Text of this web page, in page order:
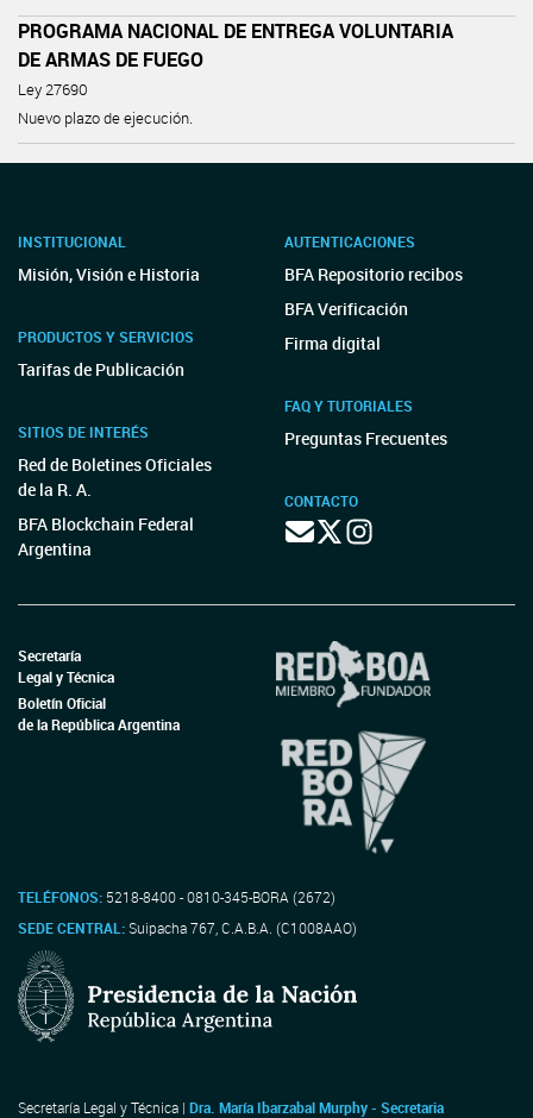
PROGRAMA NACIONAL DE ENTREGA VOLUNTARIA
DE ARMAS DE FUEGO
Ley 27690
Nuevo plazo de ejecución.
INSTITUCIONAL
Misión, Visión e Historia
PRODUCTOS Y SERVICIOS
Tarifas de Publicación
SITIOS DE INTERÉS
Red de Boletines Oficiales
de la R. A.
BFA Blockchain Federal
Argentina
AUTENTICACIONES
BFA Repositorio recibos
BFA Verificación
Firma digital
FAQ Y TUTORIALES
Preguntas Frecuentes
CONTACTO
Secretaría
Legal y Técnica
Boletín Oficial
de la República Argentina
TELÉFONOS: 5218-8400 - 0810-345-BORA (2672)
SEDE CENTRAL:Suipacha 767, C.A.B.A. (C1008AAO)
Secretaría Legal y Técnica | Dra. María Ibarzabal Murphy - Secretaria